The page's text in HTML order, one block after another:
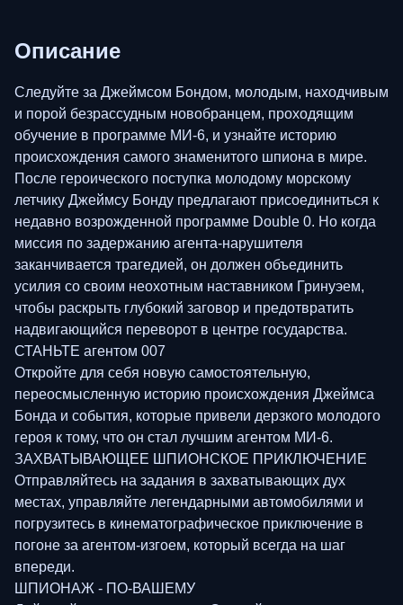
Описание
Следуйте за Джеймсом Бондом, молодым, находчивым
и порой безрассудным новобранцем, проходящим
обучение в программе МИ-6, и узнайте историю
происхождения самого знаменитого шпиона в мире.
После героического поступка молодому морскому
летчику Джеймсу Бонду предлагают присоединиться к
недавно возрожденной программе Double 0. Но когда
миссия по задержанию агента-нарушителя
заканчивается трагедией, он должен объединить
усилия со своим неохотным наставником Гринуэем,
чтобы раскрыть глубокий заговор и предотвратить
надвигающийся переворот в центре государства.
СТАНЬТЕ агентом 007
Откройте для себя новую самостоятельную,
переосмысленную историю происхождения Джеймса
Бонда и события, которые привели дерзкого молодого
героя к тому, что он стал лучшим агентом МИ-6.
ЗАХВАТЫВАЮЩЕЕ ШПИОНСКОЕ ПРИКЛЮЧЕНИЕ
Отправляйтесь на задания в захватывающих дух
местах, управляйте легендарными автомобилями и
погрузитесь в кинематографическое приключение в
погоне за агентом-изгоем, который всегда на шаг
впереди.
ШПИОНАЖ - ПО-ВАШЕМУ